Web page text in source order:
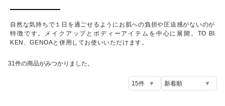
自然な気持ちで１日を過ごせるようにお肌への負担や圧迫感がないのが
特徴です。メイクアップとボディーアイテムを中心に展開。TO BI
KEN、GENOAと併用してお使いいただけます。
31 件の商品がみつかりました。